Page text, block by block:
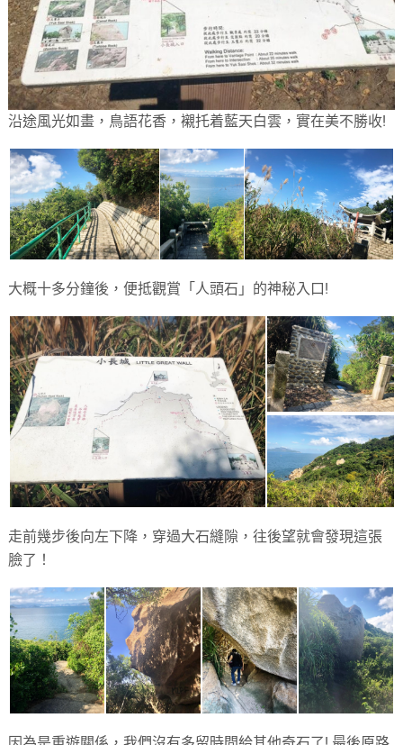
沿途風光如畫，鳥語花香，襯托着藍天白雲，實在美不勝收!
大概十多分鐘後，便抵觀賞「人頭石」的神秘入口!
走前幾步後向左下降，穿過大石縫隙，往後望就會發現這張
臉了！